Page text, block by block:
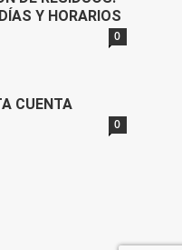
Y HORARIOS
0
CUENTA
0